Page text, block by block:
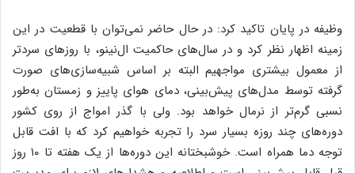
وظیفه در پایان تاکید کرد: در حال حاضر نمی‌توان با قطعیت در این
زمینه اظهار نظر کرد و در سال‌های حاکمیت ال‌نینو، با روزهای سردتر
از معمول بیشتری مواجهیم البته بر اساس شبیه‌سازی‌های صورت
گرفته توسط مدل‌های پیش‌بینی، دمای هوای پاییز و زمستان به‌طور
نسبی گرم‌تر از نرمال خواهد بود. ولی با گذر امواج از روی کشور
دوره‌های چند روزه بسیار سرد را تجربه خواهیم کرد که با افت قابل
توجه دما همراه است. خوشبختانه این دوره‌ها از یک هفته تا ۱۰ روز